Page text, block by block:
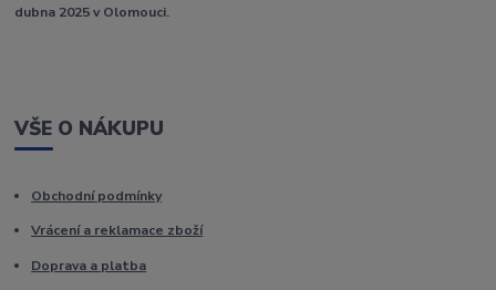
dubna 2025 v Olomouci.
VŠE O NÁKUPU
Obchodní podmínky
Vrácení a reklamace zboží
Doprava a platba